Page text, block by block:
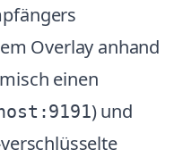
Overlay anhand
einen
) und